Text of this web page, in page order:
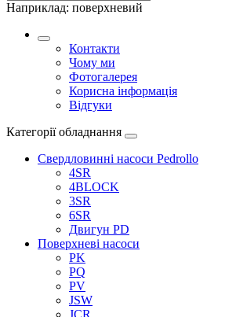
Наприклад: поверхневий
Контакти
Чому ми
Фотогалерея
Корисна інформація
Відгуки
Категорії обладнання
Свердловинні насоси Pedrollo
4SR
4BLOCK
3SR
6SR
Двигун PD
Поверхневі насоси
PK
PQ
PV
JSW
JCR